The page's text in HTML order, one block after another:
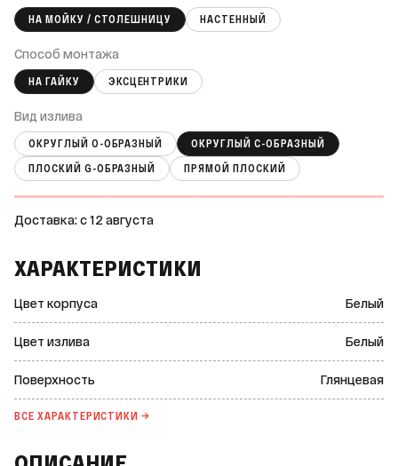
НА МОЙКУ / СТОЛЕШНИЦУ НАСТЕННЫЙ
Способ монтажа
НА ГАЙКУ ЭКСЦЕНТРИКИ
Вид излива
ОКРУГЛЫЙ О-ОБРАЗНЫЙ
ОКРУГЛЫЙ С-ОБРАЗНЫЙ
ПЛОСКИЙ G-ОБРАЗНЫЙ
ПРЯМОЙ ПЛОСКИЙ
Доставка: c 12 августа
ХАРАКТЕРИСТИКИ
Цвет корпуса Белый
Цвет излива Белый
Поверхность Глянцевая
ВСЕ ХАРАКТЕРИСТИКИ →